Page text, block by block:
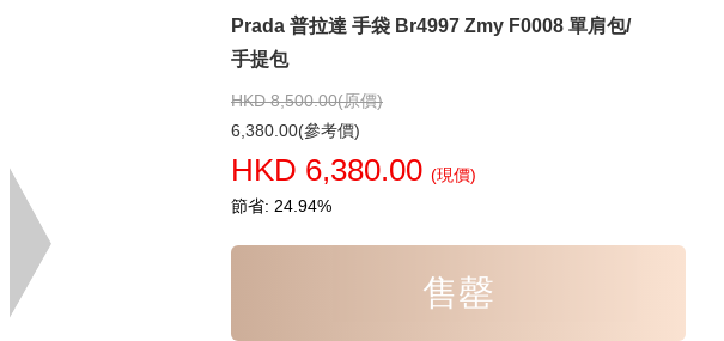
Prada 普拉達 手袋 Br4997 Zmy F0008 單肩包/
手提包
HKD 8,500.00(原價)
6,380.00(參考價)
HKD 6,380.00 (現價)
節省: 24.94%
售罄
Prada 普拉達 手袋 2vh143 2fmo
9,280.00